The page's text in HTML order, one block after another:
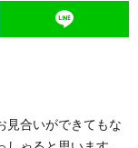
見合いができてもな